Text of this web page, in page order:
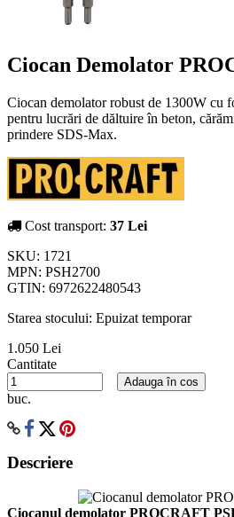
Ciocan Demolator
Ciocan demolator robust de 1300W cu
pentru lucrări de dăltuire în beton,
prindere SDS-Max.
Cost transport: 37 Lei
SKU: 1721
MPN: PSH2700
GTIN: 6972622480543
Starea stocului: Epuizat temporar
1.050 Lei
Cantitate
buc.
Adauga în cos
Descriere
Ciocanul demolator PROCRAFT